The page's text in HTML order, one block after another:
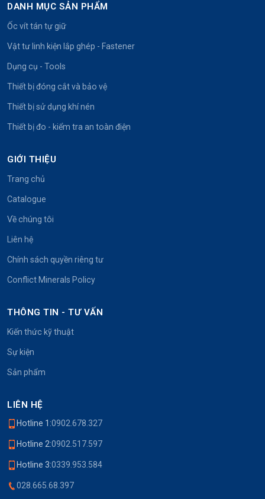
DANH MỤC SẢN PHẨM
Ốc vít tán tự giữ
Vật tư linh kiện lắp ghép - Fastener
Dụng cụ - Tools
Thiết bị đóng cắt và bảo vệ
Thiết bị sử dụng khí nén
Thiết bị đo - kiểm tra an toàn điện
GIỚI THIỆU
Trang chủ
Catalogue
Về chúng tôi
Liên hệ
Chính sách quyền riêng tư
Conflict Minerals Policy
THÔNG TIN - TƯ VẤN
Kiến thức kỹ thuật
Sự kiện
Sản phẩm
LIÊN HỆ
Hotline 1:0902.678.327
Hotline 2:0902.517.597
Hotline 3:0339.953.584
028.665.68.397